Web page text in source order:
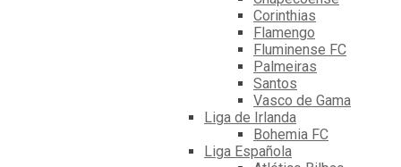
Corinthias
Flamengo
Fluminense FC
Palmeiras
Santos
Vasco de Gama
Liga de Irlanda
Bohemia FC
Liga Española